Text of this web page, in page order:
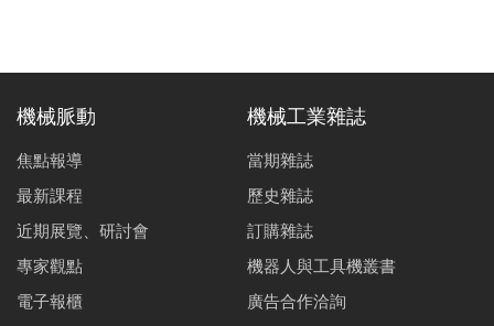
機械脈動
焦點報導
最新課程
近期展覽、研討會
專家觀點
電子報櫃
機械工業雜誌
當期雜誌
歷史雜誌
訂購雜誌
機器人與工具機叢書
廣告合作洽詢